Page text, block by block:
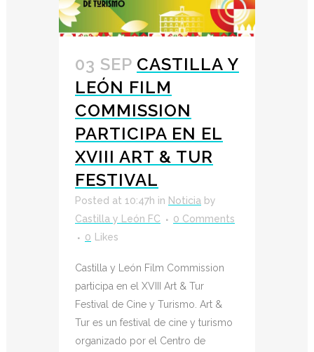
03 SEP CASTILLA Y
LEÓN FILM
COMMISSION
PARTICIPA EN EL
XVIII ART & TUR
FESTIVAL
Posted at 10:47h in Noticia by
Castilla y León FC
0 Comments
0
Likes
Castilla y León Film Commission
participa en el XVIII Art & Tur
Festival de Cine y Turismo. Art &
Tur es un festival de cine y turismo
organizado por el Centro de